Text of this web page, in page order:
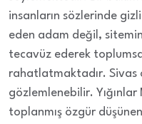
insanların sözlerinde
eden adam değil,
tecavüz ederek
rahatlatmaktadır. Sivas
gözlemlenebilir.
toplanmış özgür